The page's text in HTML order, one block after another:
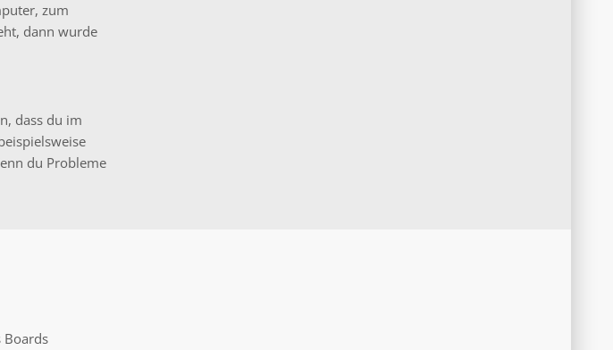
zum
dann wurde
dass du im
du Probleme
Boards